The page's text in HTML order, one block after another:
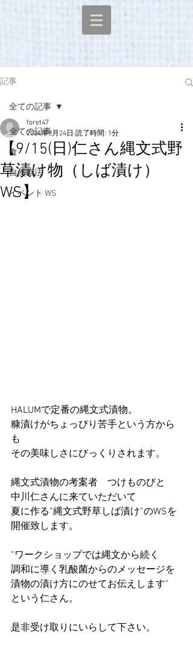
記事
全ての記事
食
自然療法
イベント WS
全ての記事
【9/15(日)仁さん縄文式野
草漬け物（しば漬け）
WS】
foret47
2024年8月24日 読了時間: 1分
HALUMで定番の縄文式漬物。
糠漬けがちょっぴり苦手という方から
も
その美味しさにびっくりされます。
縄文式漬物の考案者　つけものびと
中川仁さんに来ていただいて
夏に作る”縄文式野草しば漬け”のWSを
開催致します。
”ワークショップでは縄文から続く
調和に導く乳酸菌からのメッセージを
漬物の漬け方にのせてお伝えします”
という仁さん。
是非受け取りにいらして下さい。